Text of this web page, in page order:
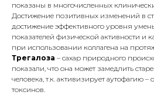
показаны в многочисленных
Достижение позитивных изменений в
достижение эффективного уровня
показателей физической активности и
при использовании коллагена на
Трегалоза – сахар природного
показали, что она может замедлить
человека, т.к. активизирует аутофагию –
токсинов.